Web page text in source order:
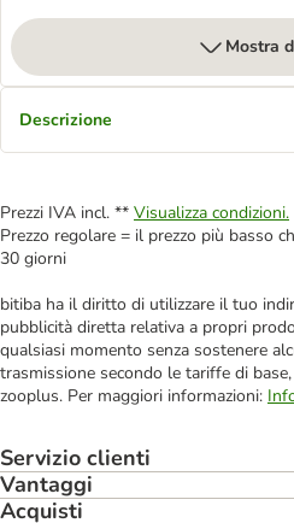
Mostra
Descrizione
Prezzi IVA incl. ** Visualizza condizioni.
Prezzo regolare = il prezzo più basso
30 giorni
bitiba ha il diritto di utilizzare il tuo
pubblicità diretta relativa a propri
qualsiasi momento senza sostenere
trasmissione secondo le tariffe di
zooplus. Per maggiori informazioni:
Servizio clienti
Vantaggi
Acquisti